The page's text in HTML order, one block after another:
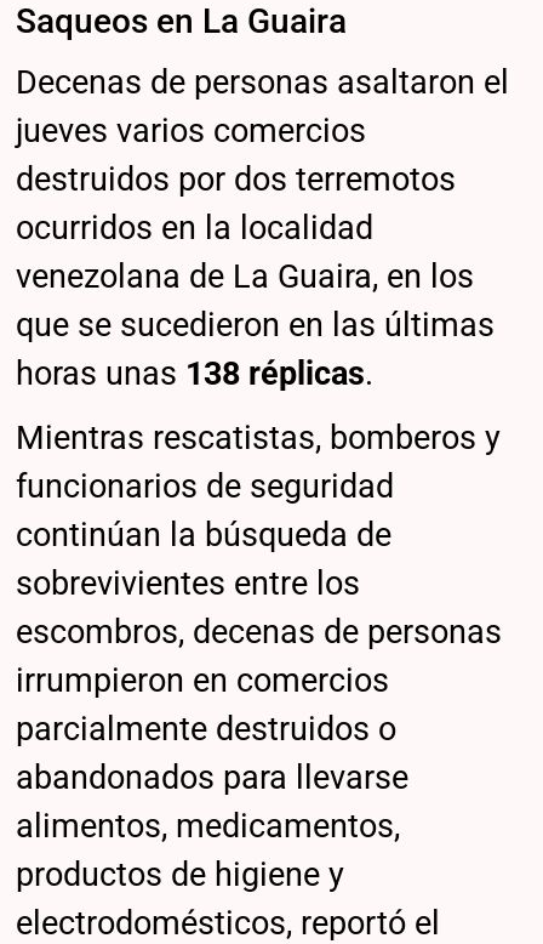
Saqueos en La Guaira
Decenas de personas asaltaron el
jueves varios comercios
destruidos por dos terremotos
ocurridos en la localidad
venezolana de La Guaira, en los
que se sucedieron en las últimas
horas unas 138 réplicas.
Mientras rescatistas, bomberos y
funcionarios de seguridad
continúan la búsqueda de
sobrevivientes entre los
escombros, decenas de personas
irrumpieron en comercios
parcialmente destruidos o
abandonados para llevarse
alimentos, medicamentos,
productos de higiene y
electrodomésticos, reportó el